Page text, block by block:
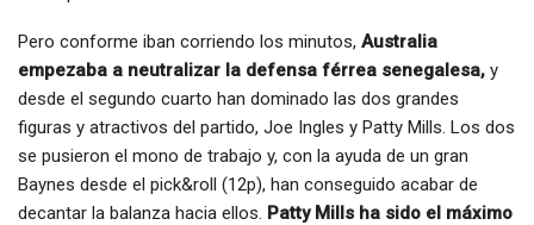
Pero conforme iban corriendo los minutos, Australia
empezaba a neutralizar la defensa férrea senegalesa, y
desde el segundo cuarto han dominado las dos grandes
figuras y atractivos del partido, Joe Ingles y Patty Mills. Los dos
se pusieron el mono de trabajo y, con la ayuda de un gran
Baynes desde el pick&roll (12p), han conseguido acabar de
decantar la balanza hacia ellos. Patty Mills ha sido el máximo